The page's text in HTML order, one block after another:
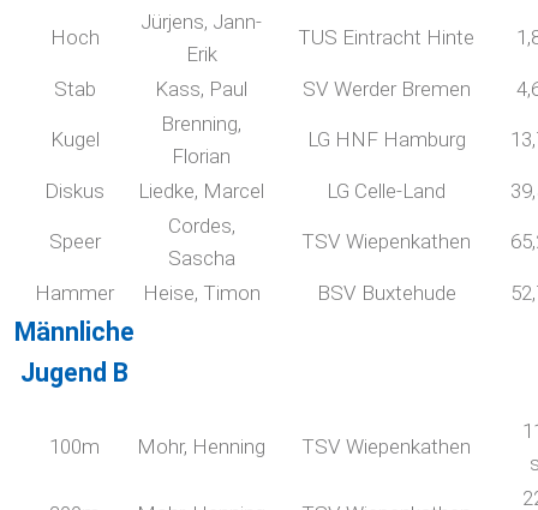
Hoch
Jürjens, Jann-
Erik
TUS Eintracht Hinte
Stab Kass, Paul SV Werder Bremen
Kugel
Brenning,
Florian
LG HNF Hamburg
Diskus Liedke, Marcel LG Celle-Land
Speer
Cordes,
Sascha
TSV Wiepenkathen
Hammer Heise, Timon BSV Buxtehude
Männliche
Jugend B
100m Mohr, Henning TSV Wiepenkathen